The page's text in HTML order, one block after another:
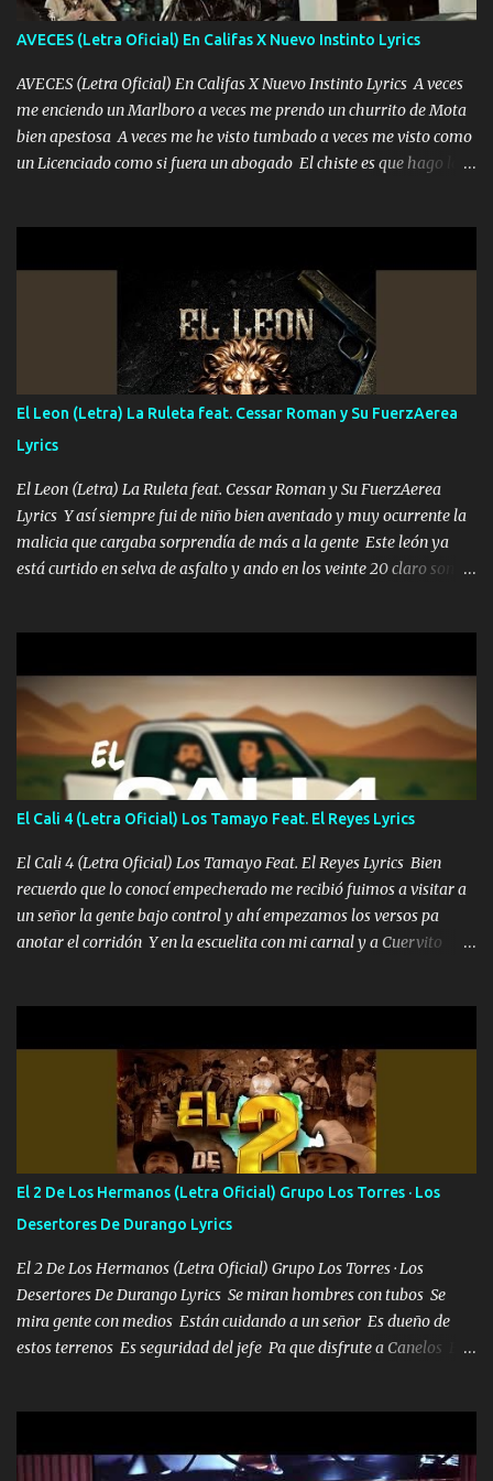
AVECES (Letra Oficial) En Califas X Nuevo Instinto Lyrics
AVECES (Letra Oficial) En Califas X Nuevo Instinto Lyrics A veces
me enciendo un Marlboro a veces me prendo un churrito de Mota
bien apestosa A veces me he visto tumbado a veces me visto como
un Licenciado como si fuera un abogado El chiste es que hago lo
corriente no quieren verte subir de level trucha mis plebes Música
A veces me pongo un sombrero a veces me ven la cachucha de lado
con la mirada siempre en alto A veces me fajó una super o a veces
me fajó una Glock siempre armado todas las generaciones yo
traigo El chiste es que hago lo que quiero pues así soy me mandó
yo tengo el control a todos yo les paro el dedo soy hocicon un
malcriado un malandrón Que Les importa no saben nada falsas
las risas las que me miran hay gente corriente no quieren ve...
El Leon (Letra) La Ruleta feat. Cessar Roman y Su FuerzAerea
Lyrics
El Leon (Letra) La Ruleta feat. Cessar Roman y Su FuerzAerea
Lyrics Y así siempre fui de niño bien aventado y muy ocurrente la
malicia que cargaba sorprendía de más a la gente Este león ya
está curtido en selva de asfalto y ando en los veinte 20 claro son
pa más pues hay charola les voy a dar hasta topar pues no hay de
otra Música Surcando bien mi camino voy por mi línea no veo a
los lados aquel que no corre vuela no se me duerm voy chicoteado
Ya pasé varias hazañas ya tienen rato que me agarran el colmillo
de este León los estatales no sé esperaron Al tiro esta la PrimiZa
también la nueve que cargo al lado doy la mano al que su amigo y
al traicionero damos pa abajo Y No me paran aquí hay pa más
pues hay charola les voy a dar hasta topar pues no hay de otra...
El Cali 4 (Letra Oficial) Los Tamayo Feat. El Reyes Lyrics
El Cali 4 (Letra Oficial) Los Tamayo Feat. El Reyes Lyrics Bien
recuerdo que lo conocí empecherado me recibió fuimos a visitar a
un señor la gente bajo control y ahí empezamos los versos pa
anotar el corridón Y en la escuelita con mi carnal y a Cuervito
camisa es color Verde y peleam0s la Bandera por todita a la ciudad
con los drones patrullando la Frontera De Tijuana Bulevares
Bellas Artes me ve en las blancas ya hace falta mi APA FLACO
verde se le extraña pa que sepan Aquí Pura GENTE DE LA RANA 🐸
POR CLAVE ES EL CALI 4 EN LA CIUDAD TIJUANA Música Al
tirante andamos mi carnal atento a cualquier necesidad no porque
se ve limpio el camino nos confiamos al andar y nunca con la
misma piedra me vuelvo a tropezar Cuando ando de enamorado
en corto me tiró a per...
El 2 De Los Hermanos (Letra Oficial) Grupo Los Torres · Los
Desertores De Durango Lyrics
El 2 De Los Hermanos (Letra Oficial) Grupo Los Torres · Los
Desertores De Durango Lyrics Se miran hombres con tubos Se
mira gente con medios Están cuidando a un señor Es dueño de
estos terrenos Es seguridad del jefe Pa que disfrute a Canelos Es
ni tampoco las mujeres porque es platica de grandes por eso hay